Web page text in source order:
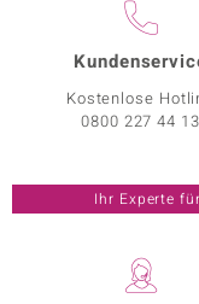
Kostenlose
0800 227 44 13
Ihr Experte